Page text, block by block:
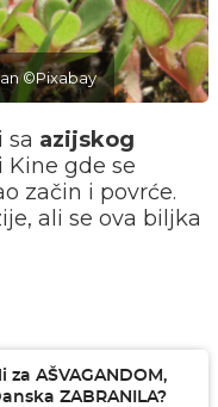
©Pixabay
sa azijskog
Kine gde se
začin i povrće.
ali se ova biljka
AŠVAGANDOM,
ZABRANILA?